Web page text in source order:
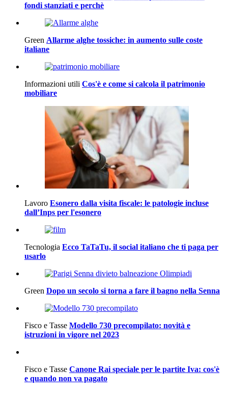
fondi stanziati e perchè
Green Allarme alghe tossiche: in aumento sulle coste
italiane
Informazioni utili Cos'è e come si calcola il patrimonio
mobiliare
Lavoro Esonero dalla visita fiscale: le patologie incluse
dall’Inps per l'esonero
Tecnologia Ecco TaTaTu, il social italiano che ti paga per
usarlo
Green Dopo un secolo si torna a fare il bagno nella Senna
Fisco e Tasse Modello 730 precompilato: novità e
istruzioni in vigore nel 2023
Fisco e Tasse Canone Rai speciale per le partite Iva: cos'è
e quando non va pagato